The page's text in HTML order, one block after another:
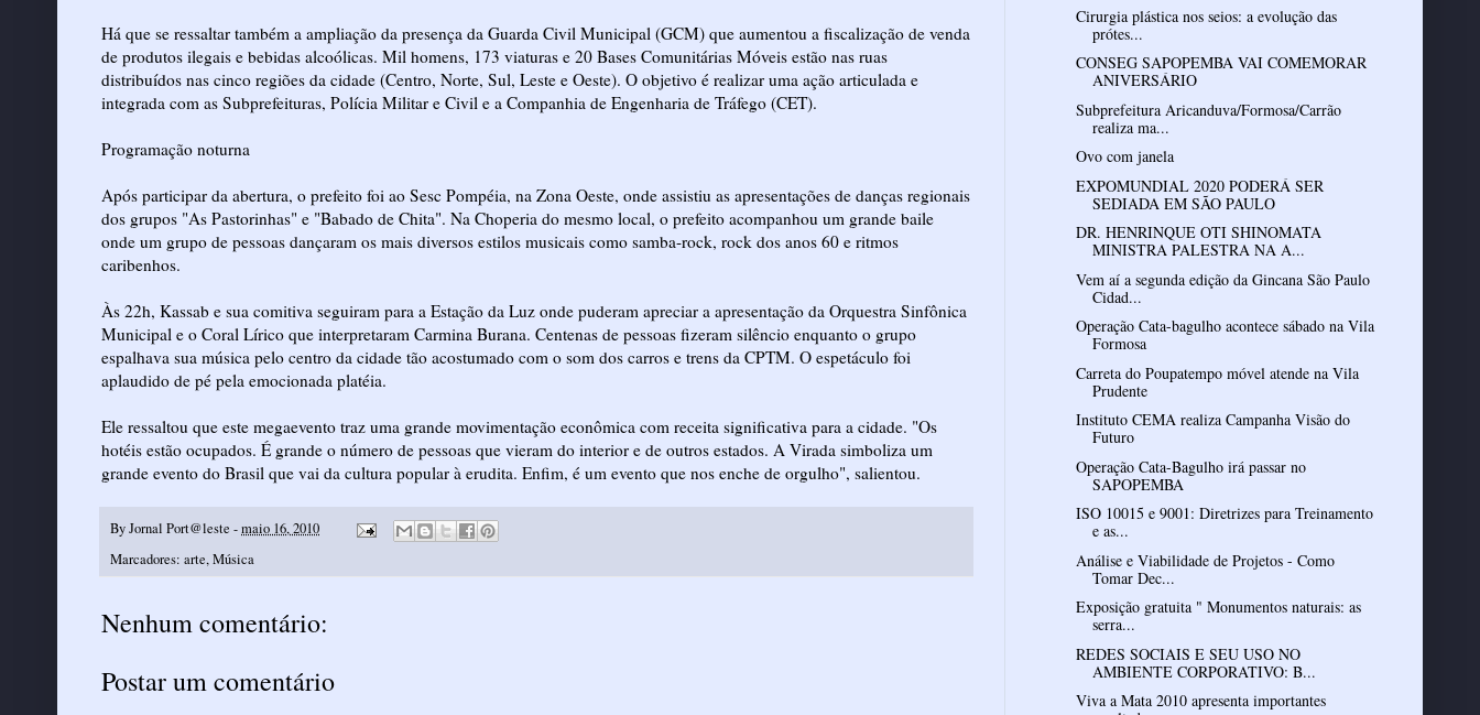
Há que se ressaltar também a ampliação da presença da Guarda Civil Municipal (GCM) que aumentou a fiscalização de venda
de produtos ilegais e bebidas alcoólicas. Mil homens, 173 viaturas e 20 Bases Comunitárias Móveis estão nas ruas
distribuídos nas cinco regiões da cidade (Centro, Norte, Sul, Leste e Oeste). O objetivo é realizar uma ação articulada e
integrada com as Subprefeituras, Polícia Militar e Civil e a Companhia de Engenharia de Tráfego (CET).
Programação noturna
Após participar da abertura, o prefeito foi ao Sesc Pompéia, na Zona Oeste, onde assistiu as apresentações de danças regionais
dos grupos "As Pastorinhas" e "Babado de Chita". Na Choperia do mesmo local, o prefeito acompanhou um grande baile
onde um grupo de pessoas dançaram os mais diversos estilos musicais como samba-rock, rock dos anos 60 e ritmos
caribenhos.
Às 22h, Kassab e sua comitiva seguiram para a Estação da Luz onde puderam apreciar a apresentação da Orquestra Sinfônica
Municipal e o Coral Lírico que interpretaram Carmina Burana. Centenas de pessoas fizeram silêncio enquanto o grupo
espalhava sua música pelo centro da cidade tão acostumado com o som dos carros e trens da CPTM. O espetáculo foi
aplaudido de pé pela emocionada platéia.
Ele ressaltou que este megaevento traz uma grande movimentação econômica com receita significativa para a cidade. "Os
hotéis estão ocupados. É grande o número de pessoas que vieram do interior e de outros estados. A Virada simboliza um
grande evento do Brasil que vai da cultura popular à erudita. Enfim, é um evento que nos enche de orgulho", salientou.
ByJornal Port@leste -maio 16, 2010
Marcadores: arte,Música
Nenhum comentário:
Postar um comentário
Cirurgia plástica nos seios: a evolução das
prótes...
CONSEG SAPOPEMBA VAI COMEMORAR
ANIVERSÁRIO
Subprefeitura Aricanduva/Formosa/Carrão
realiza ma...
Ovo com janela
EXPOMUNDIAL 2020 PODERÁ SER
SEDIADA EM SÃO PAULO
DR. HENRINQUE OTI SHINOMATA
MINISTRA PALESTRA NA A...
Vem aí a segunda edição da Gincana São Paulo
Cidad...
Operação Cata-bagulho acontece sábado na Vila
Formosa
Carreta do Poupatempo móvel atende na Vila
Prudente
Instituto CEMA realiza Campanha Visão do
Futuro
Operação Cata-Bagulho irá passar no
SAPOPEMBA
ISO 10015 e 9001: Diretrizes para Treinamento
e as...
Análise e Viabilidade de Projetos - Como
Tomar Dec...
Exposição gratuita " Monumentos naturais: as
serra...
REDES SOCIAIS E SEU USO NO
AMBIENTE CORPORATIVO: B...
Viva a Mata 2010 apresenta importantes